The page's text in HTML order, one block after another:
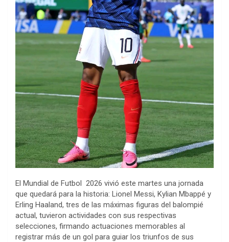
El Mundial de Futbol 2026 vivió este martes una jornada
que quedará para la historia: Lionel Messi, Kylian Mbappé y
Erling Haaland, tres de las máximas figuras del balompié
actual, tuvieron actividades con sus respectivas
selecciones, firmando actuaciones memorables al
registrar más de un gol para guiar los triunfos de sus